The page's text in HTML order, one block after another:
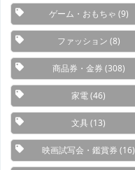
ゲーム・おもちゃ (9)
ファッション (8)
商品券・金券 (308)
家電(46)
文具 (13)
映画試写会・鑑賞券 (16)